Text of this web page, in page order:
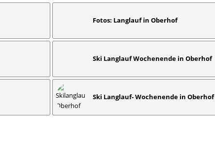
Fotos: Langlauf in Oberhof
Ski Langlauf Wochenende in Oberhof
Ski Langlauf- Wochenende in Oberhof